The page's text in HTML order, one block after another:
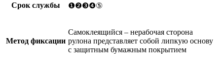
Срок службы ❶❷❸❹⑤
Метод фиксации
Самоклеящийся – нерабочая сторона
рулона представляет собой липкую основу
с защитным бумажным покрытием